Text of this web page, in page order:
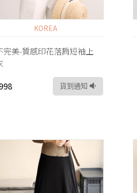
KOREA
完美-質感印花落肩短袖上
貨到通知